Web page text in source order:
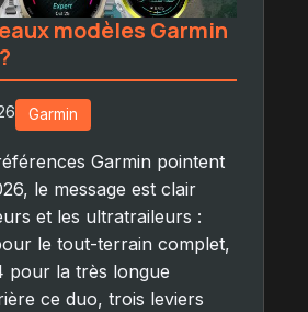
modèles Garmin
Garmin
Garmin pointent
le message est clair
et les ultratraileurs :
le tout-terrain complet,
pour la très longue
ce duo, trois leviers